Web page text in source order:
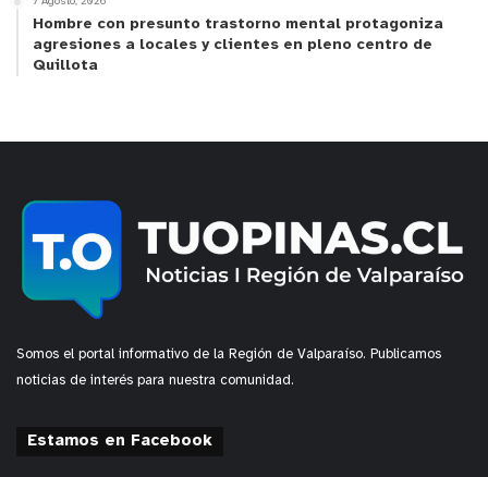
Hombre con presunto trastorno mental protagoniza
agresiones a locales y clientes en pleno centro de
Quillota
Somos el portal informativo de la Región de Valparaíso. Publicamos
noticias de interés para nuestra comunidad.
Estamos en Facebook